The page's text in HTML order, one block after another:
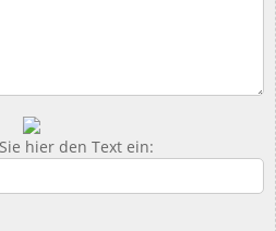
hier den Text ein: